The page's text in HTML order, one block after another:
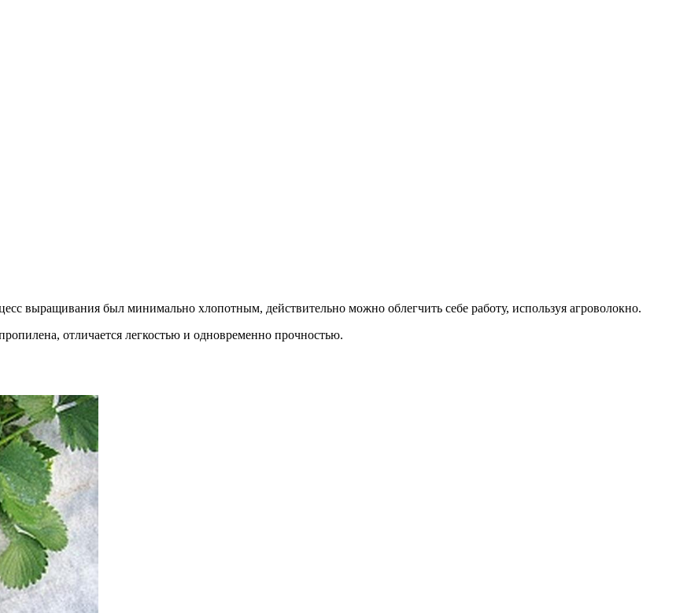
выращивания был минимально хлопотным, действительно можно облегчить себе работу, используя агроволокно.
отличается легкостью и одновременно прочностью.